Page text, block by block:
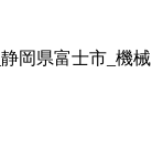
岡県富士市_機械